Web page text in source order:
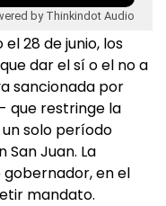
by Thinkindot Audio
28 de junio, los
dar el sí o el no a
sancionada por
que restringe la
solo período
Juan. La
en el
mandato.